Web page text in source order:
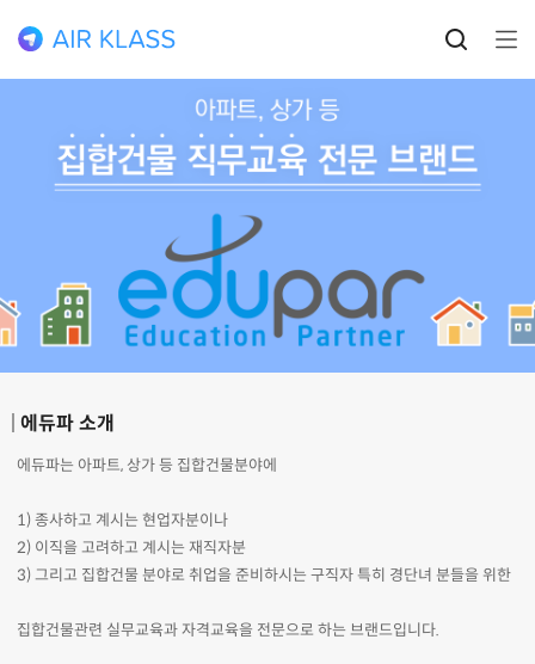
에듀파 소개
에듀파는 아파트, 상가 등 집합건물분야에
1) 종사하고 계시는 현업자분이나
2) 이직을 고려하고 계시는 재직자분
3) 그리고 집합건물 분야로 취업을 준비하시는 구직자 특히 경단녀 분들을 위한
집합건물관련 실무교육과 자격교육을 전문으로 하는 브랜드입니다.